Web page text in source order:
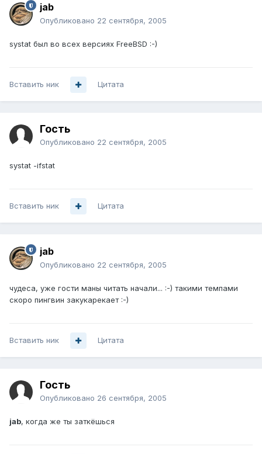
jab
Опубликовано 22 сентября, 2005
systat был во всех версиях FreeBSD :-)
Вставить ник Цитата
Гость
Опубликовано 22 сентября, 2005
systat -ifstat
Вставить ник Цитата
jab
Опубликовано 22 сентября, 2005
чудеса, уже гости маны читать начали... :-) такими темпами
скоро пингвин закукарекает :-)
Вставить ник Цитата
Гость
Опубликовано 26 сентября, 2005
jab, когда же ты заткёшься